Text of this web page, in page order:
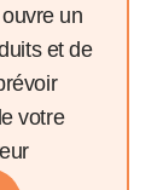
un
et de
votre